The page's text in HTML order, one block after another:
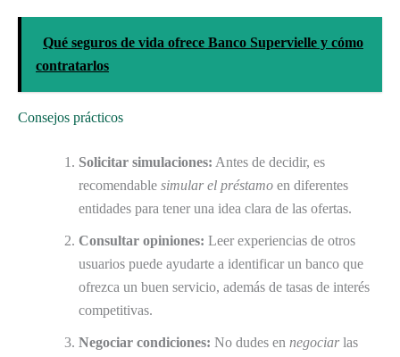
Qué seguros de vida ofrece Banco Supervielle y cómo
contratarlos
Consejos prácticos
Solicitar simulaciones: Antes de decidir, es
recomendable simular el préstamo en diferentes
entidades para tener una idea clara de las ofertas.
Consultar opiniones: Leer experiencias de otros
usuarios puede ayudarte a identificar un banco que
ofrezca un buen servicio, además de tasas de interés
competitivas.
Negociar condiciones: No dudes en negociarlas